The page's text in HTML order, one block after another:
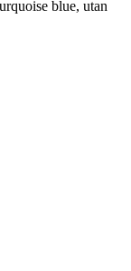
blue, utan